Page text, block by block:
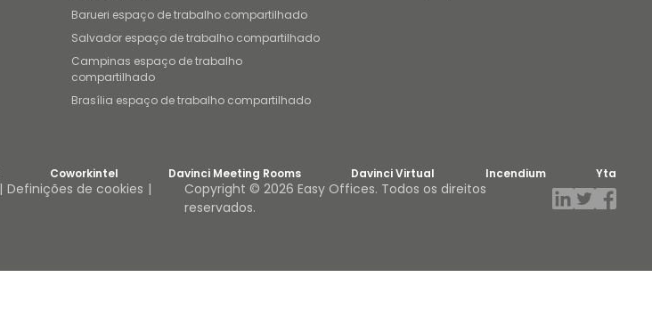
Barueri espaço de trabalho compartilhado
Salvador espaço de trabalho compartilhado
Campinas espaço de trabalho
compartilhado
Brasília espaço de trabalho compartilhado
Coworkintel Davinci Meeting Rooms Davinci Virtual Incendium Yta
Definições de cookies
Copyright © 2026 Easy Offices. Todos os direitos
reservados.